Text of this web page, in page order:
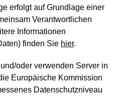
erfolgt auf Grundlage einer
Verantwortlichen
Informationen
finden Sie hier.
oder verwenden Server in
Europäische Kommission
Datenschutzniveau